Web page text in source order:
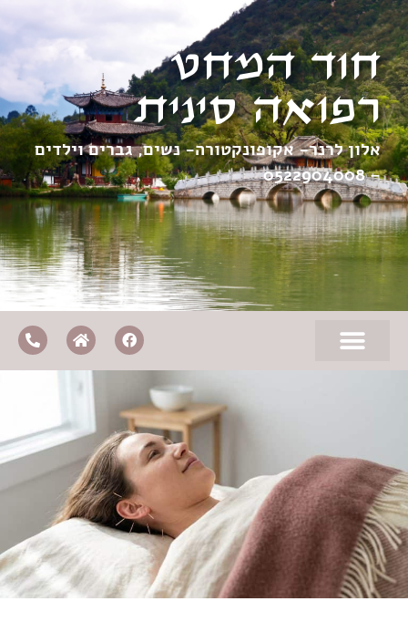
חוד המחט
רפואה סינית
אלון לרנר- אקופונקטורה- נשים, גברים וילדים
–
0522904008